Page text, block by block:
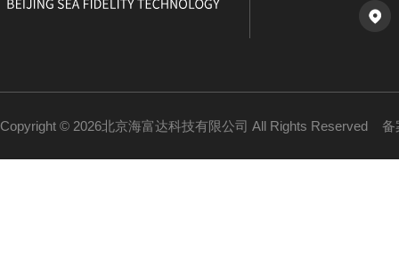
Copyright © 2026北京海富达科技有限公司 All Rights Reserved 备